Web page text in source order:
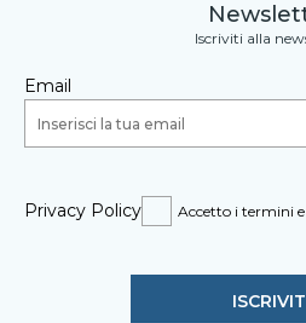
Iscriviti alla
Email
Privacy Policy Accetto i termini